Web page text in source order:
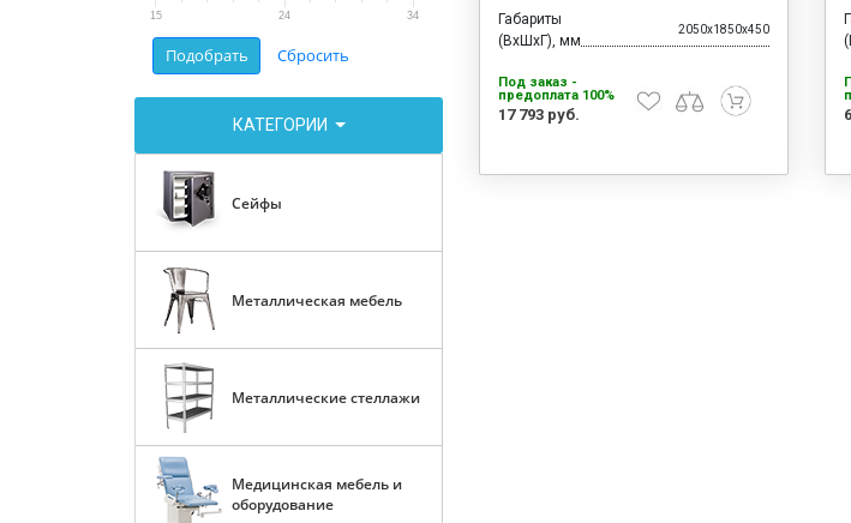
15 24 34
КАТЕГОРИИ
Сейфы
Металлическая мебель
Металлические стеллажи
Медицинская мебель и
оборудование
Габариты
(ВхШхГ), мм
2050x1850x450
Под заказ -
предоплата 100%
17 793 руб.